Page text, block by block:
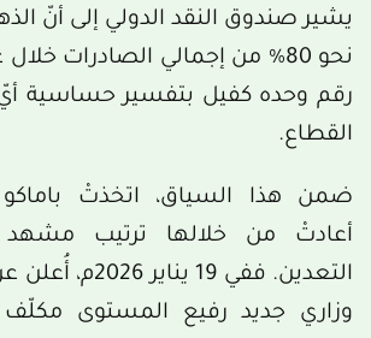
يشير صندوق النقد الدولي إلى أنّ
رقم وحده كفيل بتفسير حساسية
القطاع.
ضمن هذا السياق، اتخذتْ
أعادتْ من خلالها ترتيب
التعدين. ففي 19
وزاري جديد رفيع المستوى